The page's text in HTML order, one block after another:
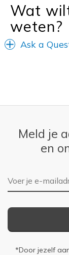
Wat
weten?
Ask a
Meld je
en
E-mailadres
*Door jezelf